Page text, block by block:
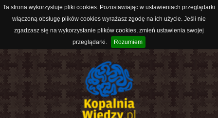
Ta strona wykorzystuje pliki cookies. Pozostawiając w ustawieniach przeglądarki
włączoną obsługę plików cookies wyrażasz zgodę na ich użycie. Jeśli nie
zgadzasz się na wykorzystanie plików cookies, zmień ustawienia swojej
przeglądarki.
Rozumiem